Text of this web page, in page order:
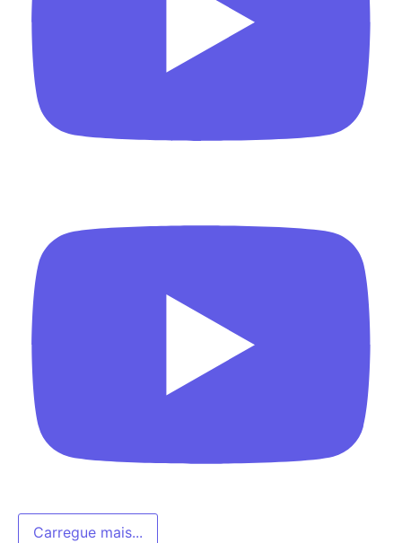
Carregue mais...